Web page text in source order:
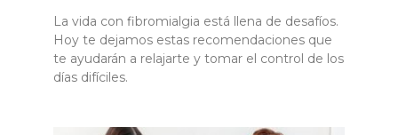
La vida con fibromialgia está llena de desafíos.
Hoy te dejamos estas recomendaciones que
te ayudarán a relajarte y tomar el control de los
días difíciles.